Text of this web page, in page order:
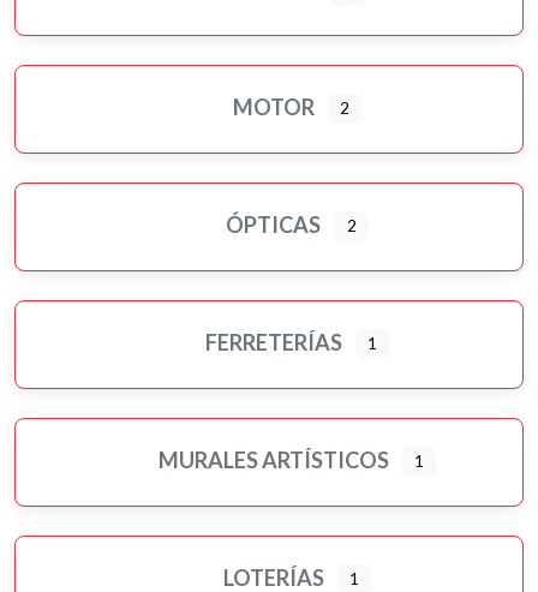
MOTOR 2
ÓPTICAS 2
FERRETERÍAS 1
MURALES ARTÍSTICOS 1
LOTERÍAS 1